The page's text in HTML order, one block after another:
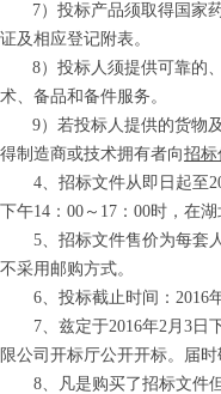
7）投标产品须取得国家
证及相应登记附表。
8）投标人须提供可靠的
术、备品和备件服务。
9）若投标人提供的货物
得制造商或技术拥有者向招标
4、招标文件从即日起至
下午14：00 ～ 17：00时，在湖
5、招标文件售价为每套
不采用邮购方式。
6、投标截止时间：2016
7、兹定于2016年2月3日
限公司开标厅公开开标。届
8、凡是购买了招标文件